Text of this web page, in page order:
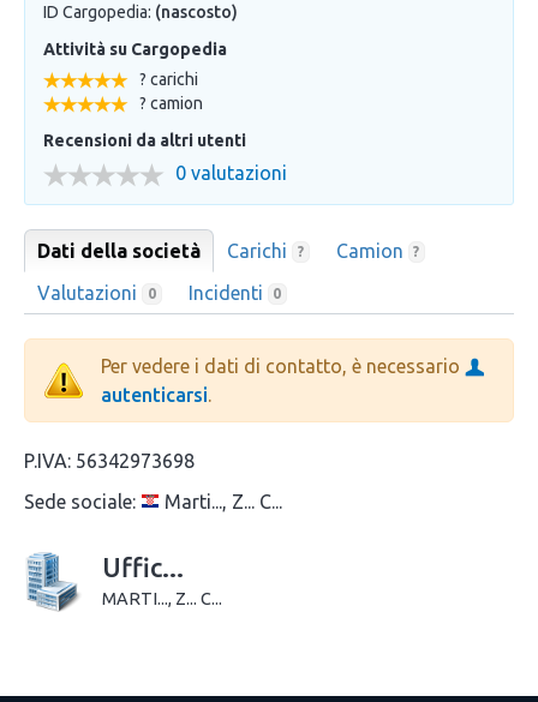
ID Cargopedia: (nascosto)
Attività su Cargopedia
? carichi
? camion
Recensioni da altri utenti
0 valutazioni
Dati della società Carichi ? Camion ?
Valutazioni 0 Incidenti 0
Per vedere i dati di contatto, è necessario
autenticarsi
P.IVA: 56342973698
Sede sociale:
Marti..., Z... C...
Uffic...
MARTI..., Z... C...